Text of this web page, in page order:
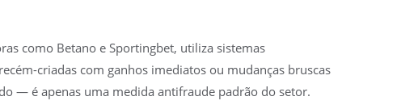
como Betano e Sportingbet, utiliza sistemas
criadas com ganhos imediatos ou mudanças bruscas
— é apenas uma medida antifraude padrão do setor.